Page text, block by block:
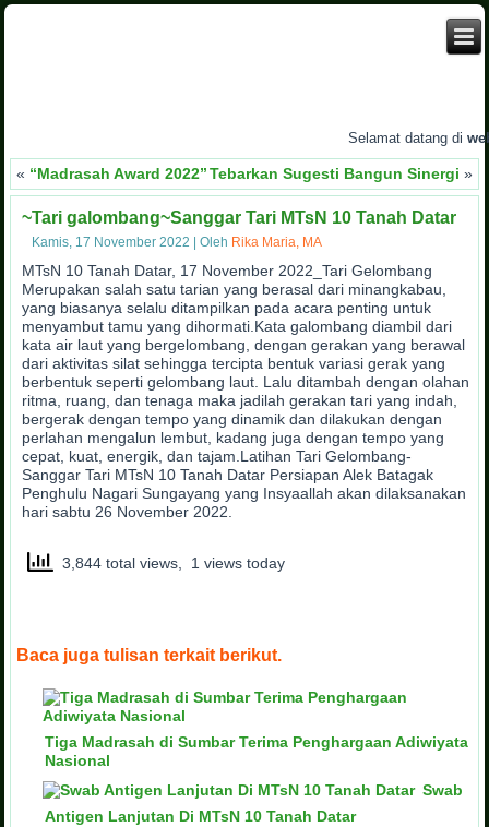
Selamat datang di
« “Madrasah Award 2022”Tebarkan Sugesti Bangun Sinergi »
~Tari galombang~Sanggar Tari MTsN 10 Tanah Datar
Kamis, 17 November 2022 |Oleh Rika Maria, MA
MTsN 10 Tanah Datar, 17 November 2022_Tari Gelombang
Merupakan salah satu tarian yang berasal dari minangkabau,
yang biasanya selalu ditampilkan pada acara penting untuk
menyambut tamu yang dihormati.Kata galombang diambil dari
kata air laut yang bergelombang, dengan gerakan yang berawal
dari aktivitas silat sehingga tercipta bentuk variasi gerak yang
berbentuk seperti gelombang laut. Lalu ditambah dengan olahan
ritma, ruang, dan tenaga maka jadilah gerakan tari yang indah,
bergerak dengan tempo yang dinamik dan dilakukan dengan
perlahan mengalun lembut, kadang juga dengan tempo yang
cepat, kuat, energik, dan tajam.Latihan Tari Gelombang-
Sanggar Tari MTsN 10 Tanah Datar Persiapan Alek Batagak
Penghulu Nagari Sungayang yang Insyaallah akan dilaksanakan
hari sabtu 26 November 2022.
3,844 total views, 1 views today
Baca juga tulisan terkait berikut.
Tiga Madrasah di Sumbar Terima Penghargaan Adiwiyata
Nasional
Swab
Antigen Lanjutan Di MTsN 10 Tanah Datar